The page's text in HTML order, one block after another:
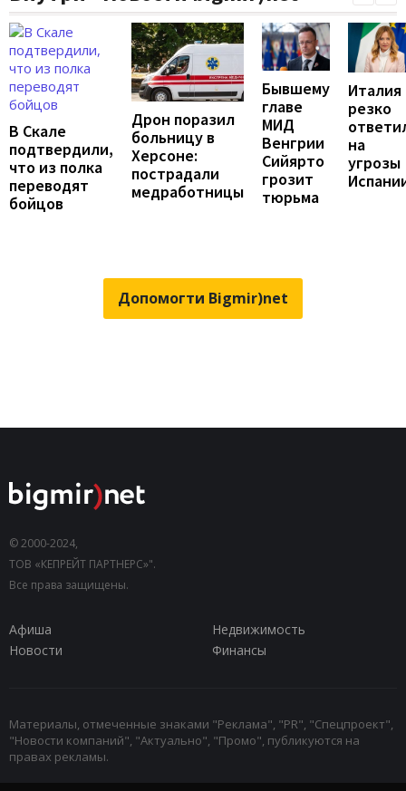
В Скале
подтвердили,
что из полка
переводят
бойцов
Дрон поразил
больницу в
Херсоне:
пострадали
медработницы
Бывшему
главе
МИД
Венгрии
Сийярто
грозит
тюрьма
Италия
резко
на
угрозы
Допомогти Bigmir)net
© 2000-2024,
ТОВ «КЕПРЕЙТ ПАРТНЕРС»".
Все права защищены.
Афиша
Недвижимость
Новости
Финансы
Материалы, отмеченные знаками "Реклама", "PR", "Спецпроект",
"Новости компаний", "Актуально", "Промо", публикуются на
правах рекламы.